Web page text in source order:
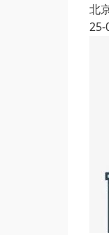
北
25-